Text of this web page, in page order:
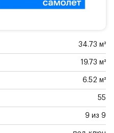
34.73 м²
19.73 м²
6.52 м²
55
9 из 9